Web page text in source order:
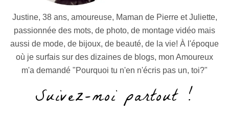
Justine, 38 ans, amoureuse, Maman de Pierre et Juliette,
passionnée des mots, de photo, de montage vidéo mais
aussi de mode, de bijoux, de beauté, de la vie! À l'époque
où je surfais sur des dizaines de blogs, mon Amoureux
m'a demandé "Pourquoi tu n'en n'écris pas un, toi?"
Suivez-moi partout !